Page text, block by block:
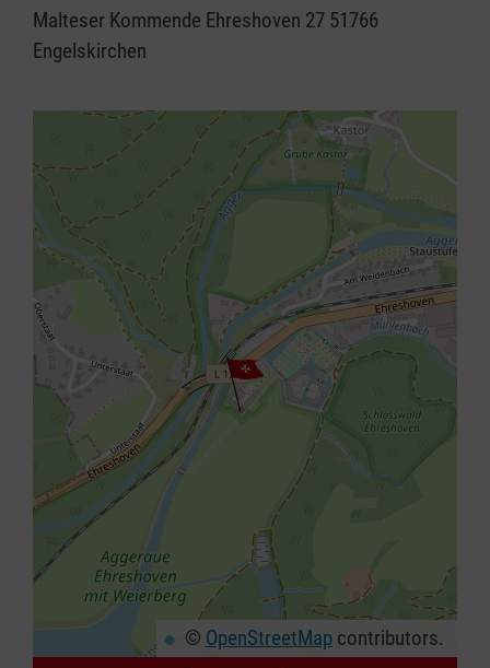
Malteser Kommende Ehreshoven 27 51766
Engelskirchen
© OpenStreetMap contributors.